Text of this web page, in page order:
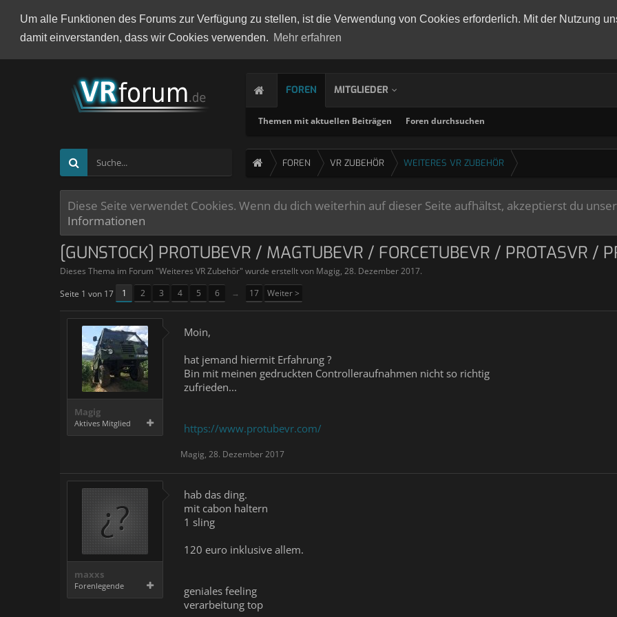
Um alle Funktionen des Forums zur Verfügung zu stellen, ist die Verwendung von Cookies erforderlich. Mit der Nutzung
damit einverstanden, dass wir Cookies verwenden. Mehr erfahren
FOREN
Themen mit aktuellen Beiträgen Foren durchsuchen
MITGLIEDER
FOREN VR ZUBEHÖR WEITERES VR ZUBEHÖR
Diese Seite verwendet Cookies. Wenn du dich weiterhin auf dieser Seite aufhältst, akzeptierst du
Informationen
[GUNSTOCK] PROTUBEVR / MAGTUBEVR / FORCETUBEVR / PROTASVR /
Dieses Thema im Forum "Weiteres VR Zubehör" wurde erstellt von Magig, 28. Dezember 2017.
Seite 1 von 17
1 2 3 4 5 6 → 17 Weiter >
Magig
Aktives Mitglied
Moin,
hat jemand hiermit Erfahrung ?
Bin mit meinen gedruckten Controlleraufnahmen nicht so richtig
zufrieden...
https://www.protubevr.com/
Magig, 28. Dezember 2017
maxxs
Forenlegende
hab das ding.
mit cabon haltern
1 sling
120 euro inklusive allem.
geniales feeling
verarbeitung top